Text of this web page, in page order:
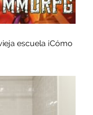
escuela ¡Cómo